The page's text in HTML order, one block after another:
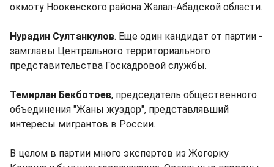
окмоту Ноокенского района Жалал-Абадской области.
Нурадин Султанкулов. Еще один кандидат от партии -
замглавы Центрального территориального
представительства Госкадровой службы.
Темирлан Бекботоев, председатель общественного
объединения "Жаны жуздор", представлявший
интересы мигрантов в России.
В целом в партии много экспертов из Жогорку